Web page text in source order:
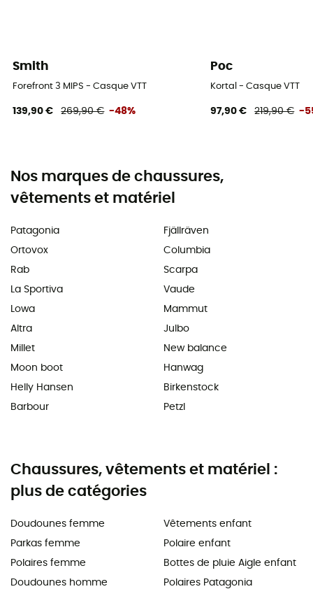
Smith
Forefront 3 MIPS - Casque VTT
139,90 € 269,90 € -48%
Poc
Kortal - Casque VTT
97,90 € 219,90 € -
Nos marques de chaussures,
vêtements et matériel
Patagonia
Ortovox
Rab
La Sportiva
Lowa
Altra
Millet
Moon boot
Helly Hansen
Barbour
Fjällräven
Columbia
Scarpa
Vaude
Mammut
Julbo
New balance
Hanwag
Birkenstock
Petzl
Chaussures, vêtements et matériel :
plus de catégories
Doudounes femme
Parkas femme
Polaires femme
Doudounes homme
Vêtements enfant
Polaire enfant
Bottes de pluie Aigle enfant
Polaires Patagonia